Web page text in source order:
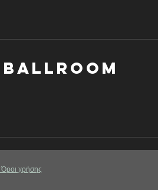
Όροι χρήσης